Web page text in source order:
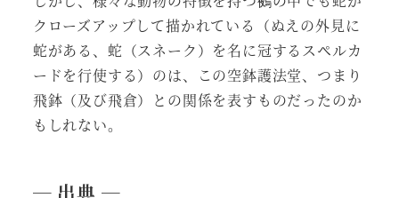
クローズアップして描かれている（ぬえの外見に
蛇がある、蛇（スネーク）を名に冠するスペルカ
ードを行使する）のは、この空鉢護法堂、つまり
飛鉢（及び飛倉）との関係を表すものだったのか
もしれない。
― 出典 ―